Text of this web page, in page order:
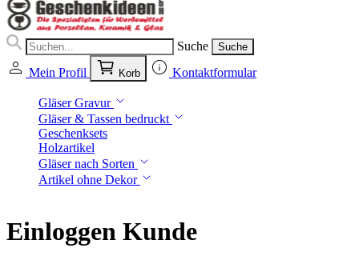
Suche Suche
Mein Profil Korb Kontaktformular
Gläser Gravur
Gläser & Tassen bedruckt
Geschenksets
Holzartikel
Gläser nach Sorten
Artikel ohne Dekor
Einloggen Kunde